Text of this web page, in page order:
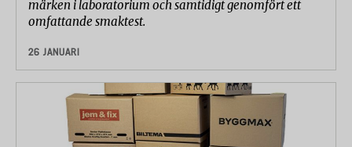
märken i laboratorium och samtidigt genomfört ett
omfattande smaktest.
26 JANUARI